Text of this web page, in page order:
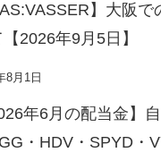
】大阪
2026年9月5日】
8月1日
年6月の配当金】
・HDV・SPYD・